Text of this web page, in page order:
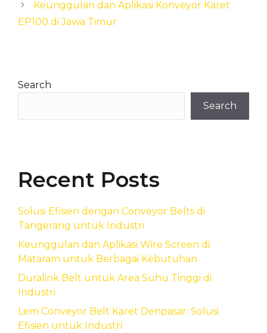
Keunggulan dan Aplikasi Konveyor Karet
EP100 di Jawa Timur
Search
Search
Recent Posts
Solusi Efisien dengan Conveyor Belts di
Tangerang untuk Industri
Keunggulan dan Aplikasi Wire Screen di
Mataram untuk Berbagai Kebutuhan
Duralink Belt untuk Area Suhu Tinggi di
Industri
Lem Conveyor Belt Karet Denpasar: Solusi
Efisien untuk Industri